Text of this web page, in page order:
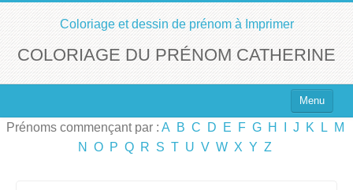
Coloriage et dessin de prénom à Imprimer
COLORIAGE DU PRÉNOM CATHERINE
Menu
Top 100 des Prénoms
Prénoms commençant par : A B C D E F G H J K L
M
N
O P Q R S T U V W X Y Z